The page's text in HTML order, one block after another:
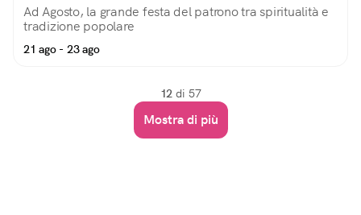
Ad Agosto, la grande festa del patrono tra spiritualità e
tradizione popolare
21 ago - 23 ago
12 di 57
Mostra di più